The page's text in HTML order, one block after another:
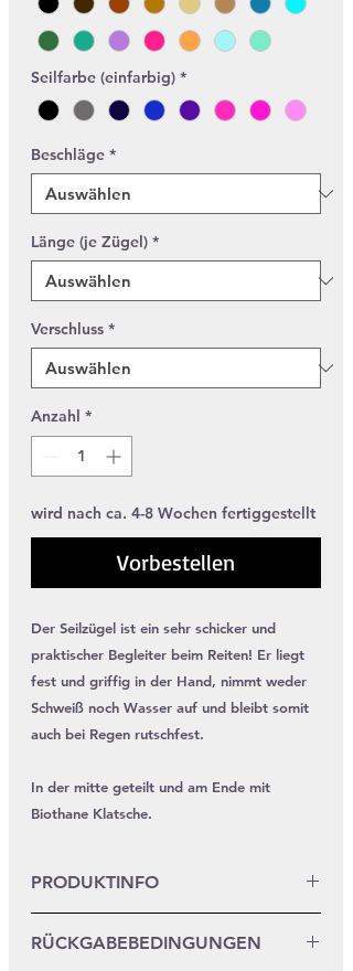
Seilfarbe (einfarbig) *
Beschläge *
Länge (je Zügel) *
Verschluss *
Anzahl *
wird nach ca. 4-8 Wochen fertiggestellt
Vorbestellen
Der Seilzügel ist ein sehr schicker und
praktischer Begleiter beim Reiten! Er liegt
fest und griffig in der Hand, nimmt weder
Schweiß noch Wasser auf und bleibt somit
auch bei Regen rutschfest.
In der mitte geteilt und am Ende mit
Biothane Klatsche.
PRODUKTINFO
10mm. Die Biothane ist 16mm breit.
RÜCKGABEBEDINGUNGEN